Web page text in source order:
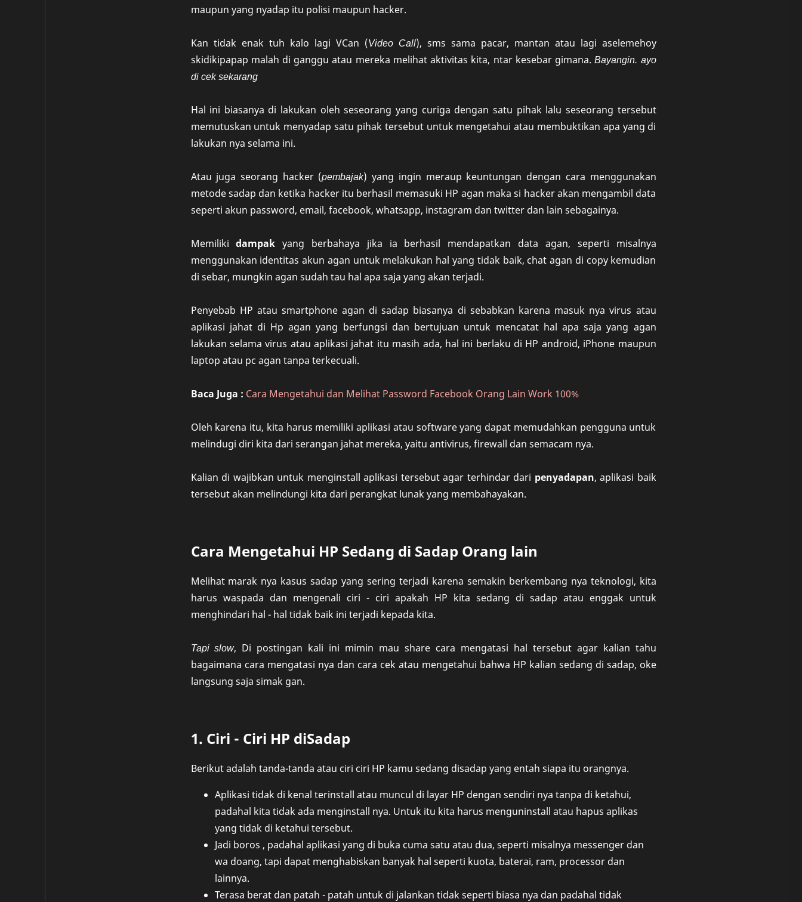
maupun yang nyadap itu polisi maupun hacker.
Kan tidak enak tuh kalo lagi VCan (Video Call), sms sama pacar, mantan atau lagi aselemehoy
skidikipapap malah di ganggu atau mereka melihat aktivitas kita, ntar kesebar gimana.Bayangin. ayo
di cek sekarang
Hal ini biasanya di lakukan oleh seseorang yang curiga dengan satu pihak lalu seseorang tersebut
memutuskan untuk menyadap satu pihak tersebut untuk mengetahui atau membuktikan apa yang di
lakukan nya selama ini.
Atau juga seorang hacker (pembajak) yang ingin meraup keuntungan dengan cara menggunakan
metode sadap dan ketika hacker itu berhasil memasuki HP agan maka si hacker akan mengambil data
seperti akun password, email, facebook, whatsapp, instagram dan twitter dan lain sebagainya.
Memilikidampakyang berbahaya jika ia berhasil mendapatkan data agan, seperti misalnya
menggunakan identitas akun agan untuk melakukan hal yang tidak baik, chat agan di copy kemudian
di sebar, mungkin agan sudah tau hal apa saja yang akan terjadi.
Penyebab HP atau smartphone agan di sadap biasanya di sebabkan karena masuk nya virus atau
aplikasi jahat di Hp agan yang berfungsi dan bertujuan untuk mencatat hal apa saja yang agan
lakukan selama virus atau aplikasi jahat itu masih ada, hal ini berlaku di HP android, iPhone maupun
laptop atau pc agan tanpa terkecuali.
Baca Juga : Cara Mengetahui dan Melihat Password Facebook Orang Lain Work 100%
Oleh karena itu, kita harus memiliki aplikasi atau software yang dapat memudahkan pengguna untuk
melindugi diri kita dari serangan jahat mereka, yaitu antivirus, firewall dan semacam nya.
Kalian di wajibkan untuk menginstall aplikasi tersebut agar terhindar dari penyadapan, aplikasi baik
tersebut akan melindungi kita dari perangkat lunak yang membahayakan.
Cara Mengetahui HP Sedang di Sadap Orang lain
Melihat marak nya kasus sadap yang sering terjadi karena semakin berkembang nya teknologi, kita
harus waspada dan mengenali ciri - ciri apakah HP kita sedang di sadap atau enggak untuk
menghindari hal - hal tidak baik ini terjadi kepada kita.
Tapi slow, Di postingan kali ini mimin mau share cara mengatasi hal tersebut agar kalian tahu
bagaimana cara mengatasi nya dan cara cek atau mengetahui bahwa HP kalian sedang di sadap, oke
langsung saja simak gan.
1. Ciri - Ciri HP diSadap
Berikut adalah tanda-tanda atau ciri ciri HP kamu sedang disadap yang entah siapa itu orangnya.
Aplikasi tidak di kenal terinstall atau muncul di layar HP dengan sendiri nya tanpa di ketahui,
padahal kita tidak ada menginstall nya. Untuk itu kita harus menguninstall atau hapus aplikas
yang tidak di ketahui tersebut.
Jadi boros , padahal aplikasi yang di buka cuma satu atau dua, seperti misalnya messenger dan
wa doang, tapi dapat menghabiskan banyak hal seperti kuota, baterai, ram, processor dan
lainnya.
Terasa berat dan patah - patah untuk di jalankan tidak seperti biasa nya dan padahal tidak